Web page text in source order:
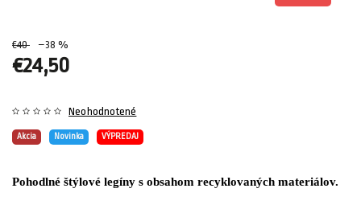
€40 –38 %
€24,50
Akcia Novinka VÝPREDAJ
Neohodnotené
Pohodlné štýlové legíny s obsahom recyklovaných materiálov.